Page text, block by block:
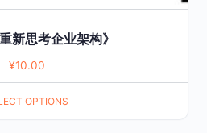
新思考企业架构》
¥10.00
OPTIONS